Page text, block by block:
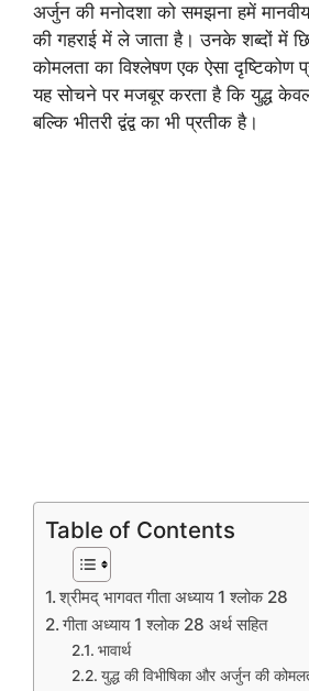
अर्जुन की मनोदशा को समझना हमें
की गहराई में ले जाता है। उनके शब्दों में
कोमलता का विश्लेषण एक ऐसा दृष्टिकोण
यह सोचने पर मजबूर करता है कि युद्ध केवल
बल्कि भीतरी द्वंद्व का भी प्रतीक है।
Table of Contents
श्रीमद् भागवत गीता अध्याय 1 श्लोक 28
गीता अध्याय 1 श्लोक 28 अर्थ सहित
भावार्थ
युद्ध की विभीषिका और अर्जुन की